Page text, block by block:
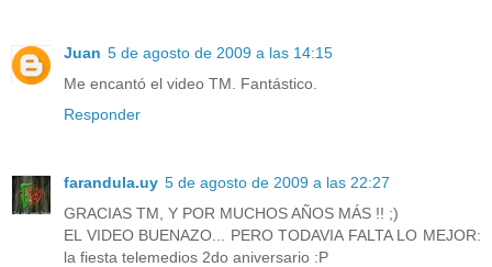
Juan 5 de agosto de 2009 a las 14:15
Me encantó el video TM. Fantástico.
Responder
farandula.uy 5 de agosto de 2009 a las 22:27
GRACIAS TM, Y POR MUCHOS AÑOS MÁS !! ;)
EL VIDEO BUENAZO... PERO TODAVIA FALTA LO MEJOR:
la fiesta telemedios 2do aniversario :P